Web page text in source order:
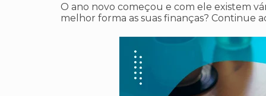
O ano novo começou e com ele existem
melhor forma as suas finanças? Continue